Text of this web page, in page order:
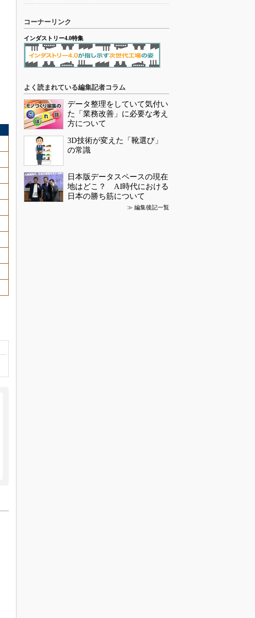
コーナーリンク
インダストリー4.0特集
よく読まれている編集記者コラム
データ整理をしていて気付い
た「業務改善」に必要な考え
方について
3D技術が変えた「靴選び」
の常識
日本版データスペースの現在
地はどこ？ AI時代における
日本の勝ち筋について
≫ 編集後記一覧